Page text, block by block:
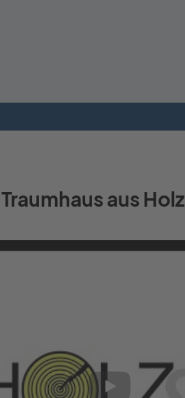
aus Holz